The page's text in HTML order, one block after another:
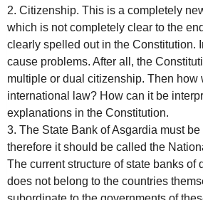
2. Citizenship. This is a completely
which is not completely clear to the
clearly spelled out in the Constitution.
cause problems. After all, the
multiple or dual citizenship. Then how
international law? How can it be
explanations in the Constitution.
3. The State Bank of Asgardia must
therefore it should be called the
The current structure of state banks of
does not belong to the countries